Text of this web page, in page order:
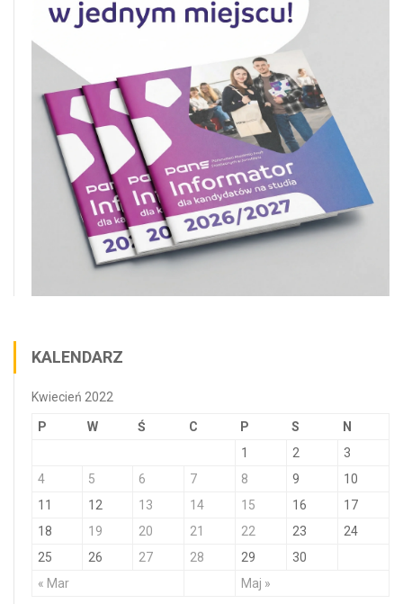
KALENDARZ
Kwiecień 2022
P W Ś C P S N
« Mar Maj »
1 2
3
4
5 6 7 8 9
10
11
12 13 14 15 16
17
18
19 20 21 22 23
24
25
26 27 28 29 30